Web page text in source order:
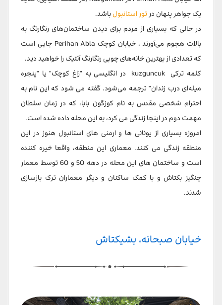
یک جواهر پنهان در تور استانبولباشد.
در حالی که بسیاری از مردم برای دیدن ساختمان‌های رنگارنگ به
بالات هجوم می‌آورند ، خیابان کوچک Perihan Abla جایی است
که تعدادی از بهترین خانه‌های چوبی رنگارنگ آنتیک را خواهید دید.
کلمه ترکی kuzguncuk در انگلیسی به "زاغ کوچک" یا "پنجره
میله‌ای درب زندان" ترجمه می‌شود. گفته می شود که این نام به
احترام شخصی مقدس به نام کوزگون بابا، که در زمان سلطان
مهمت دوم در اینجا زندگی می کرد، به این محله داده شده است.
امروزه بسیاری از یونانی ها و ارمنی های استانبول هنوز در این
منطقه زندگی می کنند. معماری این منطقه، واقعا خیره کننده
است و ساختمان های این محله در دهه 50 و 60 توسط معمار
چنگیز بکتاش و با کمک ساکنان و دیگر معماران ترک بازسازی
شدند.
خیابان صبحانه، بشیکتاش